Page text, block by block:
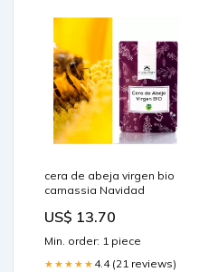
cera de abeja virgen bio
camassia Navidad
US$ 13.70
Min. order: 1 piece
★★★★★ 4.4 (21 reviews)